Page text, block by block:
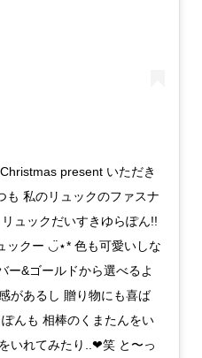
present いただき
私のリュックのファスナ
ュックだいすきゆらぽん!!
ックー ◡̈⋆* 色も可愛いしな
ー&ゴールドから選べるよ
があるし 贈り物にも喜ば
んも 相棒のくまたんをい
いれてみたり..❤︎笑 と〜っ